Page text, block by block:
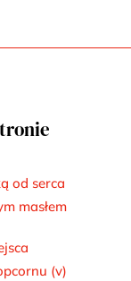
od serca
masłem
(v)